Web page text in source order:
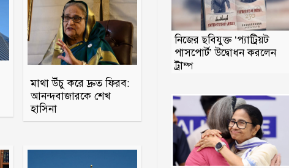
মাথা উঁচু করে দ্রুত ফিরব:
আনন্দবাজারকে শেখ
হাসিনা
নিজের ছবিযুক্ত ‘প্যাট্রিয়ট
পাসপোর্ট’ উদ্বোধন করলেন
ট্রাম্প